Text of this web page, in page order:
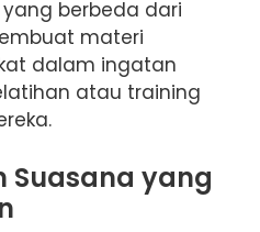
berbeda dari
materi
dalam ingatan
atau training
Suasana yang